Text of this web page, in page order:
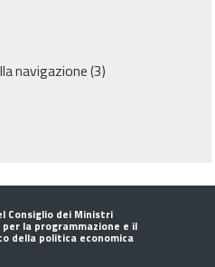
navigazione(3)
Consiglio dei Ministri
la programmazione e il
della politica economica